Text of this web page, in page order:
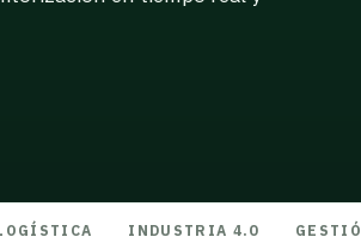
INDUSTRIA 4.0